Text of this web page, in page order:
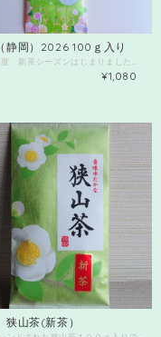
静岡）2026 100ｇ入り
2026年度 新茶シーズンはじまりました。 100ｇ入りです 年間で一番美味しい新茶シーズン到来ですよ♪ morinochayaでは静岡県牧之原市産のお茶です！ 香り、甘味、うま味 どれをとっても 年間で一番美味しい時期ですよ 特に旨味のテアニンは通常より3～4倍もあると言われています。 今しか飲めない！ この時期だけの色・香り・味 味わってください☆ 美味しいお茶のいれ方について ①湯の温度 とにかく最初から熱湯を入れない 湯冷まし がポイントです。 沸騰湯が冷めるまで待てない方は ペットボトルのお水を少し足してもいいですよ。 ②茶葉の量 急須２００㏄くらいに茶葉５～７ｇ位が目安です。 お好みで味が足りないと思ったら茶葉量を増やしたり、 渋いっと思ったら茶葉量を減らしたりしてみてください。 ③蒸らし時間 １煎目は低温で１分 ２煎目は高温で３０秒 と、最初は低温長時間から、高温短時間へと 蒸らし時間も調整してください。 最後の一滴が一番の茶液です。 残さず絞りきってください。 皆様に お茶のある暮らしを プレゼント♪
¥1,080
山茶(新茶）